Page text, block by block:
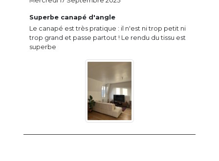
Superbe canapé d'angle
Le canapé est très pratique : il n'est ni trop petit ni
trop grand et passe partout ! Le rendu du tissu est
superbe